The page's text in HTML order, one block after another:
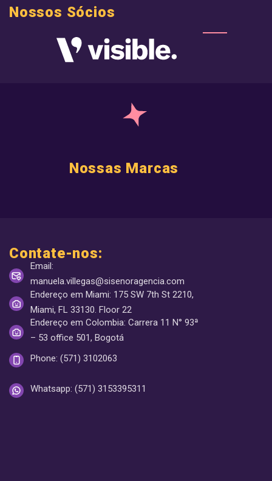
Nossos Sócios
Nossas Marcas
Contate-nos:
Email:
manuela.villegas@sisenoragencia.com
Endereço em Miami: 175 SW 7th St 2210,
Miami, FL 33130. Floor 22
Endereço em Colombia: Carrera 11 N° 93ª
– 53 office 501, Bogotá
Phone: (571) 3102063
Whatsapp: (571) 3153395311